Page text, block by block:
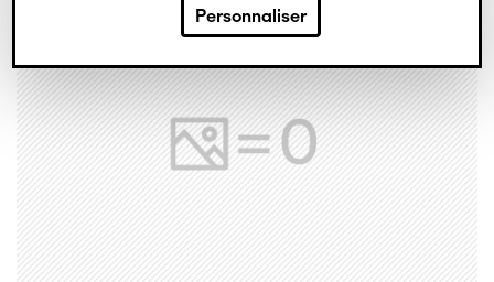
Personnaliser